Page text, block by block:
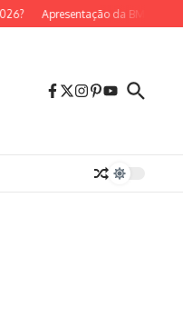
Apresentação da BMW R 1300